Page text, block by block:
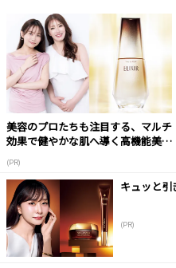
美容のプロたちも注目する、マルチ
効果で健やかな肌へ導く高機能美容
(PR)
キュッと引
(PR)